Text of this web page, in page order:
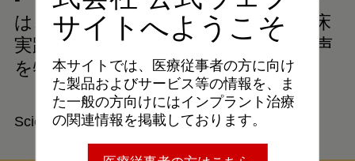
は、科学的背景をもつそれぞれの臨床
実践について世界のエキスパートの声
を特集しています。
Science First の最新号をみる
サイトへようこそ
本サイトでは、医療従事者の方に向け
た製品およびサービス等の情報を、ま
た一般の方向けにはインプラント治療
の関連情報を掲載しております。